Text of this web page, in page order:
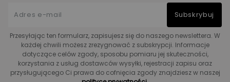
Subskrybuj
Przesyłając ten formularz, zapisujesz się do naszego newslettera. W
każdej chwili możesz zrezygnować z subskrypcji. Informacje
dotyczące celów zgody, sposobu pomiaru jej skuteczności,
korzystania z usług dostawców wysyłki, rejestracji zapisu oraz
przysługującego Ci prawa do cofnięcia zgody znajdziesz w naszej